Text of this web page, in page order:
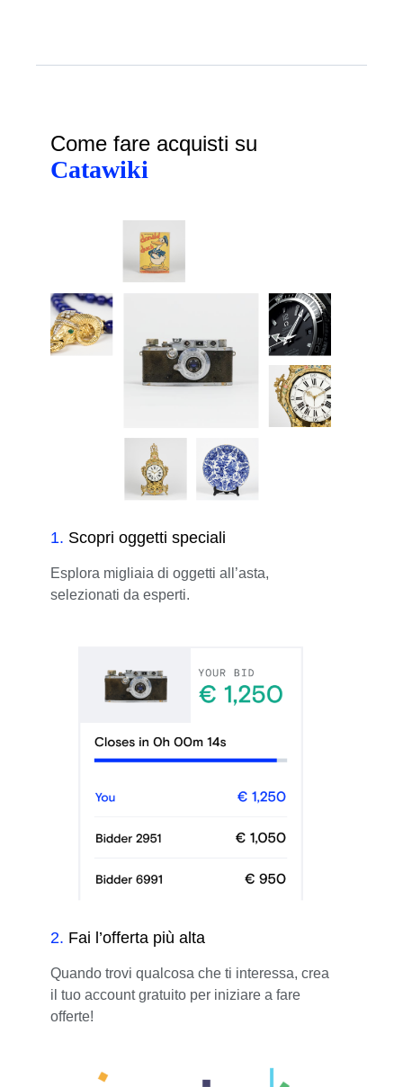
Come fare acquisti su
Catawiki
1. Scopri oggetti speciali
Esplora migliaia di oggetti all’asta,
selezionati da esperti.
2. Fai l’offerta più alta
Quando trovi qualcosa che ti interessa, crea
il tuo account gratuito per iniziare a fare
offerte!